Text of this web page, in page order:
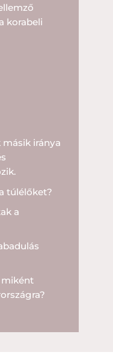
korabeli
iránya
túlélőket?
a
miként